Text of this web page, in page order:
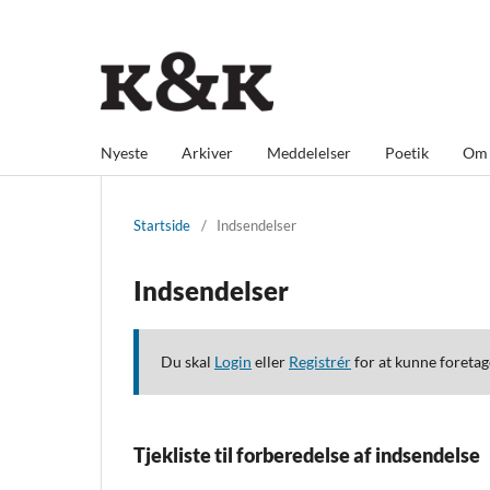
Nyeste Arkiver Meddelelser Poetik Om
Startside / Indsendelser
Indsendelser
Du skal Login eller Registrérfor at kunne
Tjekliste til forberedelse af indsendelse